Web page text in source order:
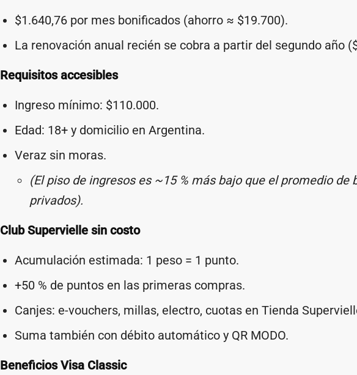
$1.640,76 por mes bonificados (ahorro ≈ $19.700).
La renovación anual recién se cobra a partir del segundo año
Requisitos accesibles
Ingreso mínimo: $110.000.
Edad: 18+ y domicilio en Argentina.
Veraz sin moras.
(El piso de ingresos es ~15 % más bajo que el promedio de
privados).
Club Supervielle sin costo
Acumulación estimada: 1 peso = 1 punto.
+50 % de puntos en las primeras compras.
Canjes: e-vouchers, millas, electro, cuotas en Tienda
Suma también con débito automático y QR MODO.
Beneficios Visa Classic